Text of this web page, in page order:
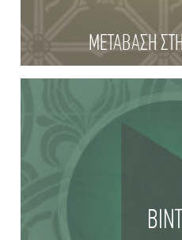
ΜΕΤΑΒΑΣΗ